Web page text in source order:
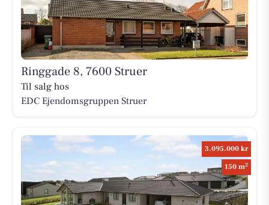
Ringgade 8, 7600 Struer
Til salg hos
EDC Ejen­doms­grup­pen Struer
3.095.000 kr
150 m2